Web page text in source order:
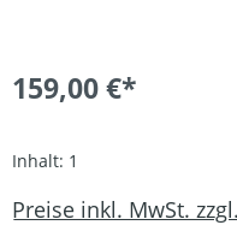
159,00 €*
Inhalt: 1
Preise inkl. MwSt.